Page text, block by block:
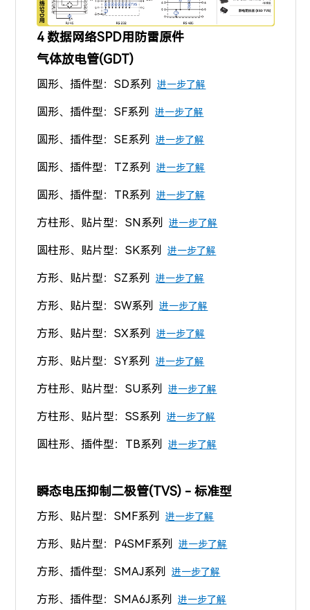
4 数据网络SPD用防雷原件
气体放电管(GDT)
圆形、插件型：SD系列进一步了解
圆形、插件型：SF系列进一步了解
圆形、插件型：SE系列进一步了解
圆形、插件型：TZ系列进一步了解
圆形、插件型：TR系列进一步了解
方柱形、贴片型：SN系列进一步了解
圆柱形、贴片型：SK系列进一步了解
方形、贴片型：SZ系列进一步了解
方形、贴片型：SW系列进一步了解
方形、贴片型：SX系列进一步了解
方形、贴片型：SY系列进一步了解
方柱形、贴片型：SU系列进一步了解
方柱形、贴片型：SS系列进一步了解
圆柱形、插件型：TB系列 进一步了解
瞬态电压抑制二极管(TVS) - 标准型
方形、贴片型：SMF系列进一步了解
方形、贴片型：P4SMF系列进一步了解
方形、插件型：SMAJ系列进一步了解
方形、插件型：SMA6J系列进一步了解